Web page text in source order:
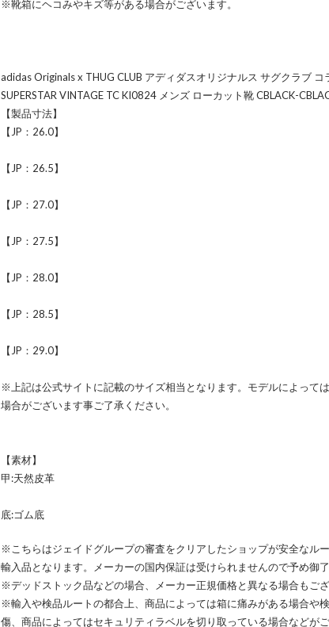
※靴箱にヘコみやキズ等がある場合がございます。
adidas Originals x THUG CLUB アディダスオリジナルス サグクラブ コ
SUPERSTAR VINTAGE TC KI0824 メンズ ローカット靴 CBLACK-
【製品寸法】
【JP：26.0】
【JP：26.5】
【JP：27.0】
【JP：27.5】
【JP：28.0】
【JP：28.5】
【JP：29.0】
※上記は公式サイトに記載のサイズ相当となります。モデルによって
場合がございます事ご了承ください。
【素材】
甲:天然皮革
底:ゴム底
※こちらはジェイドグループの審査をクリアしたショップが安全なル
輸入品となります。メーカーの国内保証は受けられませんので予め御了
※デッドストック品などの場合、メーカー正規価格と異なる場合もござ
※輸入や検品ルートの都合上、商品によっては箱に痛みがある場合や
傷、商品によってはセキュリティラベルを切り取っている場合などが